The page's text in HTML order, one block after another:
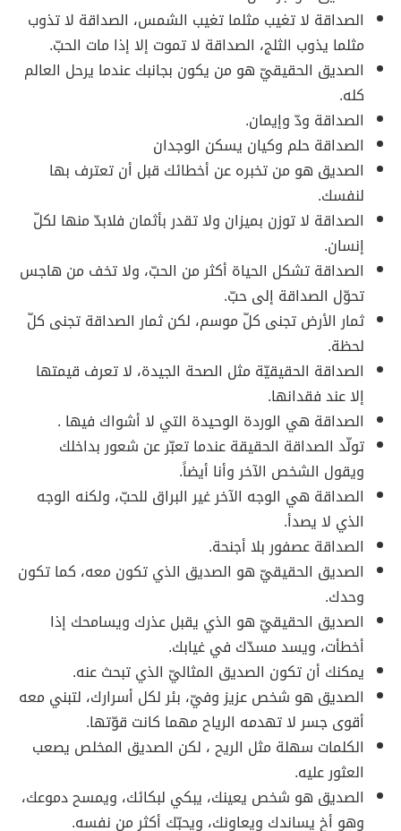
الصداقة لا تغيب مثلما تغيب الشمس، الصداقة لا تذوب
مثلما يذوب الثلج، الصداقة لا تموت إلا إذا مات الحبّ.
الصديق الحقيقيّ هو من يكون بجانبك عندما يرحل العالم
كله.
الصداقة ودّ وإيمان.
الصداقة حلم وكيان يسكن الوجدان
الصديق هو من تخبره عن أخطائك قبل أن تعترف بها
لنفسك.
الصداقة لا توزن بميزان ولا تقدر بأثمان فلابدّ منها لكلّ
إنسان.
الصداقة تشكل الحياة أكثر من الحبّ، ولا تخف من هاجس
تحوّل الصداقة إلى حبّ.
ثمار الأرض تجنى كلّ موسم، لكن ثمار الصداقة تجنى كلّ
لحظة.
الصداقة الحقيقيّة مثل الصحة الجيدة، لا تعرف قيمتها
إلا عند فقدانها.
الصداقة هي الوردة الوحيدة التي لا أشواك فيها .
تولّد الصداقة الحقيقة عندما تعبّر عن شعور بداخلك
ويقول الشخص الآخر وأنا أيضاً.
الصداقة هي الوجه الآخر غير البراق للحبّ، ولكنه الوجه
الذي لا يصدأ.
الصداقة عصفور بلا أجنحة.
الصديق الحقيقيّ هو الصديق الذي تكون معه، كما تكون
وحدك.
الصديق الحقيقيّ هو الذي يقبل عذرك ويسامحك إذا
أخطأت، ويسد مسدّك في غيابك.
يمكنك أن تكون الصديق المثاليّ الذي تبحث عنه.
الصديق هو شخص عزيز وفيّ، بئر لكل أسرارك، لتبني معه
أقوى جسر لا تهدمه الرياح مهما كانت قوّتها.
الكلمات سهلة مثل الريح ، لكن الصديق المخلص يصعب
العثور عليه.
الصديق هو شخص يعينك، يبكي لبكائك، ويمسح دموعك،
وهو أخ يساندك ويعاونك، ويحبّك أكثر من نفسه.